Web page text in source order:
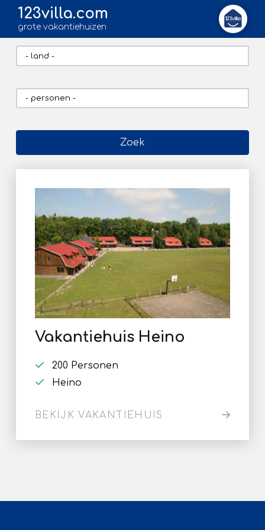
123villa.com
grote vakantiehuizen
Zoek
Vakantiehuis Heino
200 Personen
Heino
BEKIJK VAKANTIEHUIS